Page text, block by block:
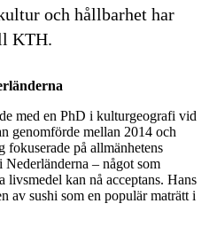
och hållbarhet har
KTH.
med en PhD i kulturgeografi vid
genomförde mellan 2014 och
på allmänhetens
Nederländerna – något som
kan nå acceptans. Hans
av sushi som en populär maträtt i